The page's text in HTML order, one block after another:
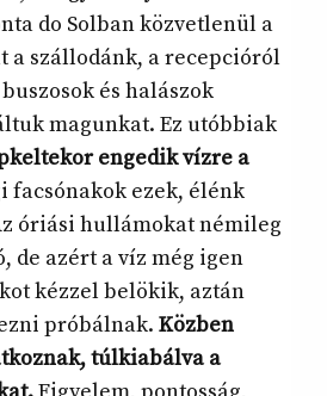
do Solban közvetlenül a
a szállodánk, a recepcióról
és halászok
magunkat. Ez utóbbiak
engedik vízre a
facsónakok ezek, élénk
óriási hullámokat némileg
de azért a víz még igen
kézzel belökik, aztán
próbálnak. Közben
túlkiabálva a